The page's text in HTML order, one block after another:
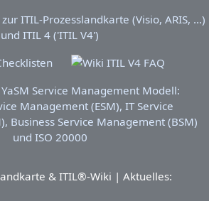
& ITIL®-Wiki | Aktuelles: